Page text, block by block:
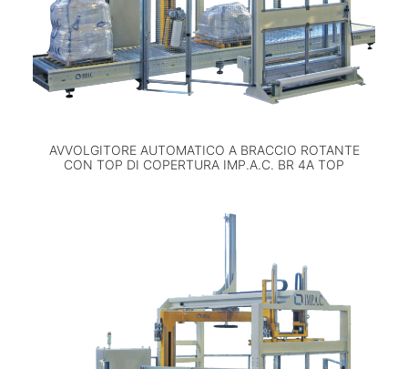
AVVOLGITORE AUTOMATICO A BRACCIO ROTANTE
CON TOP DI COPERTURA IMP.A.C. BR 4A TOP